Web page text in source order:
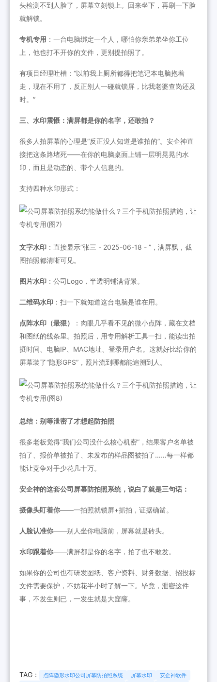
头检测不到人脸了，屏幕立刻锁上。回来坐下，再刷一下脸
就解锁。
专机专用 ：一台电脑绑定一个人，哪怕你亲弟弟坐你工位
上，他也打不开你的文件，更别提拍照了。
有项目经理吐槽：“以前我上厕所都得把笔记本电脑抱着
走，现在不用了，反正别人一碰就锁屏，比我老婆查岗还及
时。”
三、水印震慑：满屏都是你的名字，还敢拍？
很多人拍屏幕的心理是“反正没人知道是谁拍的”。安企神直
接把这条路堵死——在你的电脑桌面上铺一层明晃晃的水
印，而且是动态的、带个人信息的。
支持四种水印形式：
文字水印 ：直接显示“张三 - 2025-06-18 - ”，满屏飘，截
图拍照都清晰可见。
图片水印 ：公司Logo，半透明铺满背景。
二维码水印 ：扫一下就知道这台电脑是谁在用。
点阵水印（最狠）
：肉眼几乎看不见的微小点阵，藏在文档
和图纸的线条里。拍照后，用专用解析工具一扫，能读出拍
摄时间、电脑IP、MAC地址、登录用户名。这就好比给你的
屏幕装了“隐形GPS”，照片流到哪都能追溯到人。
总结：别等泄密了才想起防拍照
很多老板觉得“我们公司没什么核心机密”，结果客户名单被
拍了、报价单被拍了、未发布的样品图被拍了……每一样都
能让竞争对手少花几十万。
安企神的这套公司屏幕防拍照系统，说白了就是三句话：
摄像头盯着你——一拍照就锁屏+抓拍，证据确凿。
人脸认准你——别人坐你电脑前，屏幕就是砖头。
水印跟着你——满屏都是你的名字，拍了也不敢发。
如果你的公司也有研发图纸、客户资料、财务数据、招投标
文件需要保护，不妨花半小时了解一下。毕竟，泄密这件
事，不发生则已，一发生就是大窟窿。
TAG： 点阵隐形水印公司屏幕防拍照系统 屏幕水印
安企神软件